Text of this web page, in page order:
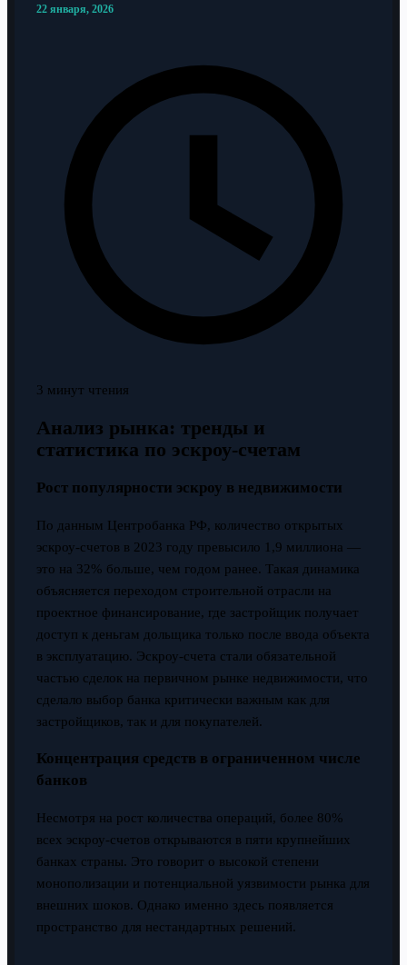
22 января, 2026
3 минут чтения
Анализ рынка: тренды и
статистика по эскроу-счетам
Рост популярности эскроу в недвижимости
По данным Центробанка РФ, количество открытых
эскроу-счетов в 2023 году превысило 1,9 миллиона —
это на 32% больше, чем годом ранее. Такая динамика
объясняется переходом строительной отрасли на
проектное финансирование, где застройщик получает
доступ к деньгам дольщика только после ввода объекта
в эксплуатацию. Эскроу-счета стали обязательной
частью сделок на первичном рынке недвижимости, что
сделало выбор банка критически важным как для
застройщиков, так и для покупателей.
Концентрация средств в ограниченном числе
банков
Несмотря на рост количества операций, более 80%
всех эскроу-счетов открываются в пяти крупнейших
банках страны. Это говорит о высокой степени
монополизации и потенциальной уязвимости рынка для
внешних шоков. Однако именно здесь появляется
пространство для нестандартных решений.